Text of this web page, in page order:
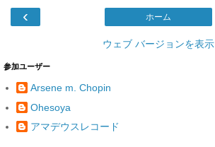
‹ ホーム
ウェブ バージョンを表示
参加ユーザー
Arsene m. Chopin
Ohesoya
アマデウスレコード